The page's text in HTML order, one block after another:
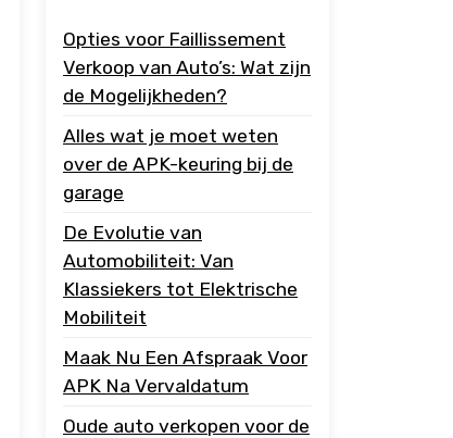
Opties voor Faillissement
Verkoop van Auto’s: Wat zijn
de Mogelijkheden?
Alles wat je moet weten
over de APK-keuring bij de
garage
De Evolutie van
Automobiliteit: Van
Klassiekers tot Elektrische
Mobiliteit
Maak Nu Een Afspraak Voor
APK Na Vervaldatum
Oude auto verkopen voor de